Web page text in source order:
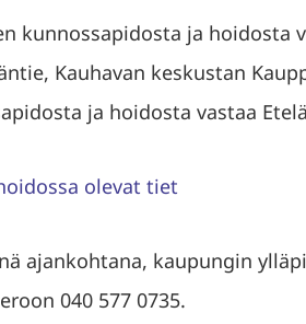
kunnossapidosta ja hoidosta
Kauhavan keskustan
ja hoidosta vastaa
olevat tiet
ajankohtana, kaupungin
040 577 0735.